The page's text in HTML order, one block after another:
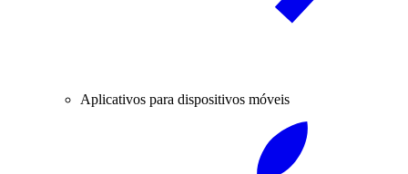
Aplicativos para dispositivos móveis